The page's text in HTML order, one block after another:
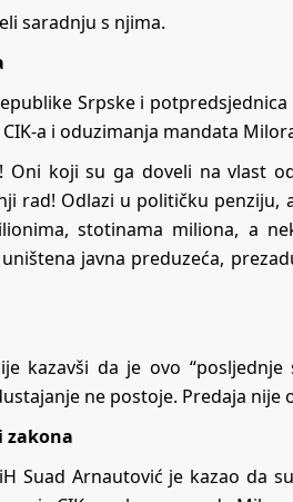
saradnju s njima.
Srpske i
a i oduzimanja mandata
Oni koji su ga doveli na vlast
rad! Odlazi u političku penziju,
stotinama miliona, a
javna preduzeća,
kazavši da je ovo “posljednje
ne postoje. Predaja nije
zakona
Suad Arnautović je kazao da